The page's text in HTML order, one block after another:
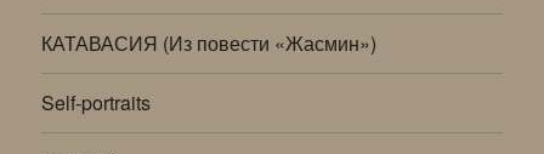
КАТАВАСИЯ (Из повести «Жасмин»)
Self-portraits